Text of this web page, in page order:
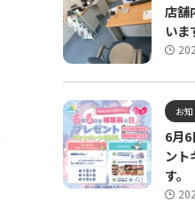
店舗
いま
お
6月
ント
す。